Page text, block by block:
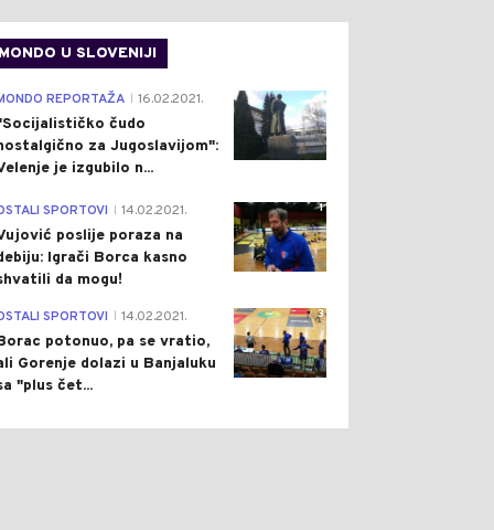
MONDO U SLOVENIJI
4
REPORTAŽA 16.02.2021.
čudo
za Jugoslavijom":
je izgubilo n...
1
SPORTOVI 14.02.2021.
poslije poraza na
Igrači Borca kasno
da mogu!
3
SPORTOVI 14.02.2021.
potonuo, pa se vratio,
Gorenje dolazi u Banjaluku
"plus čet...